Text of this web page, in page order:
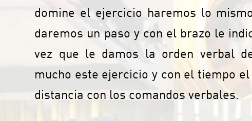
domine el ejercicio haremos lo
daremos un paso y con el brazo le
vez que le damos la orden verbal
mucho este ejercicio y con el tiempo
distancia con los comandos verbales.